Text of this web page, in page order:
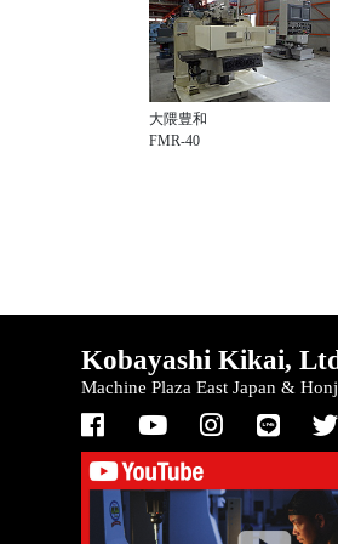
大隈豊和
FMR-40
Kobayashi Kikai,
Machine Plaza East Japan &